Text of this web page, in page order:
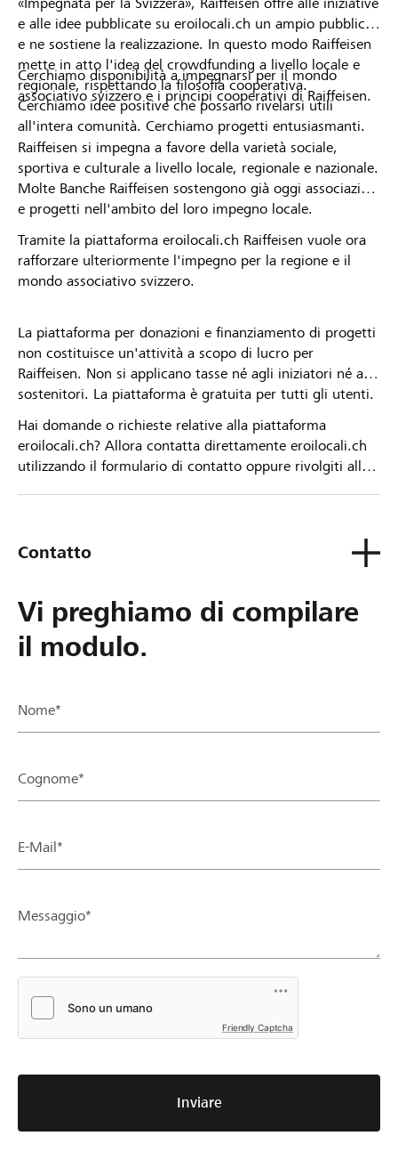
e alle idee pubblicate su eroilocali.ch un ampio pubblico
e ne sostiene la realizzazione. In questo modo Raiffeisen
mette in atto l'idea del crowdfunding a livello locale e
regionale, rispettando la filosofia cooperativa.
Cerchiamo idee positive che possano rivelarsi utili
all'intera comunità. Cerchiamo progetti entusiasmanti.
Cerchiamo disponibilità a impegnarsi per il mondo
associativo svizzero e i principi cooperativi di Raiffeisen.
Raiffeisen si impegna a favore della varietà sociale,
sportiva e culturale a livello locale, regionale e nazionale.
Molte Banche Raiffeisen sostengono già oggi associazioni
e progetti nell'ambito del loro impegno locale.
Tramite la piattaforma eroilocali.ch Raiffeisen vuole ora
rafforzare ulteriormente l'impegno per la regione e il
mondo associativo svizzero.
La piattaforma per donazioni e finanziamento di progetti
non costituisce un'attività a scopo di lucro per
Raiffeisen. Non si applicano tasse né agli iniziatori né ai
sostenitori. La piattaforma è gratuita per tutti gli utenti.
Hai domande o richieste relative alla piattaforma
eroilocali.ch? Allora contatta direttamente eroilocali.ch
utilizzando il formulario di contatto oppure rivolgiti alla
Contatto
Vi preghiamo di compilare
il modulo.
Nome*
Cognome*
E-Mail*
Messaggio*
Friendly Captcha
Inviare